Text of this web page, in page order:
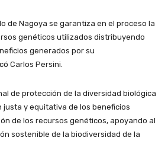
de Nagoya se garantiza en el proceso la
genéticos utilizados distribuyendo
generados por su
Carlos Persini.
de protección de la diversidad biológica
y equitativa de los beneficios
de los recursos genéticos, apoyando al
sostenible de la biodiversidad de la